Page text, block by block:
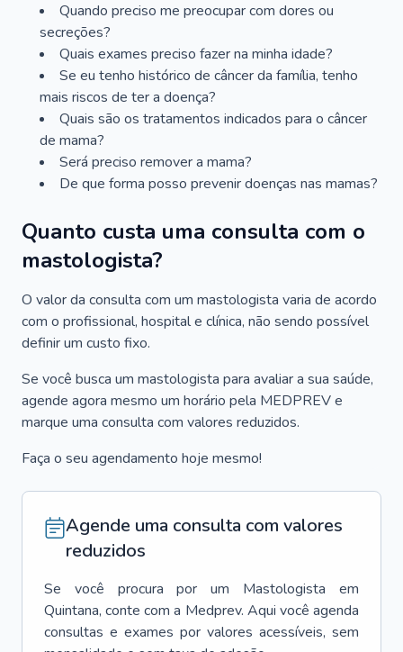
Quando preciso me preocupar com dores ou
secreções?
Quais exames preciso fazer na minha idade?
Se eu tenho histórico de câncer da família, tenho
mais riscos de ter a doença?
Quais são os tratamentos indicados para o câncer
de mama?
Será preciso remover a mama?
De que forma posso prevenir doenças nas mamas?
Quanto custa uma consulta com o
mastologista?
O valor da consulta com um mastologista varia de acordo
com o profissional, hospital e clínica, não sendo possível
definir um custo fixo.
Se você busca um mastologista para avaliar a sua saúde,
agende agora mesmo um horário pela MEDPREV e
marque uma consulta com valores reduzidos.
Faça o seu agendamento hoje mesmo!
Agende uma consulta com valores
reduzidos
Se você procura por um Mastologista
em
Quintana, conte com a Medprev. Aqui você agenda
consultas e exames por valores acessíveis, sem